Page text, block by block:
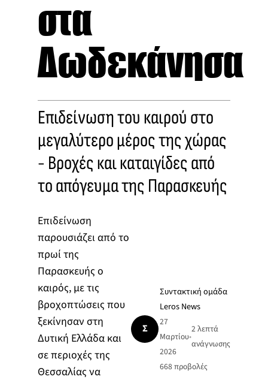
στα
Δωδεκάνησα
Επιδείνωση του καιρού στο
μεγαλύτερο μέρος της χώρας
- Βροχές και καταιγίδες από
το απόγευμα της Παρασκευής
Επιδείνωση
παρουσιάζει από το
πρωί της
Παρασκευής ο
καιρός, με τις
βροχοπτώσεις που
ξεκίνησαν στη
Δυτική Ελλάδα και
σε περιοχές της
Θεσσαλίας να
Σ
Συντακτική ομάδα
Leros News
27
Μαρτίου
2026
•
2 λεπτά
ανάγνωσης
668 προβολές